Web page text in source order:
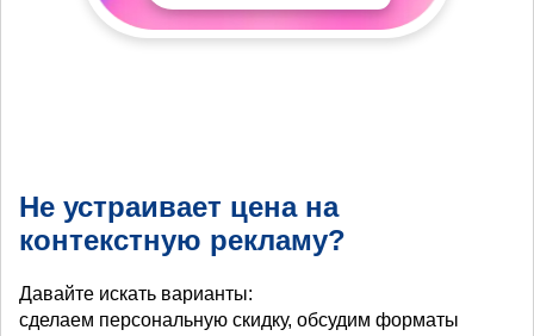
Не устраивает цена на
контекстную рекламу?
Давайте искать варианты:
сделаем персональную скидку, обсудим форматы